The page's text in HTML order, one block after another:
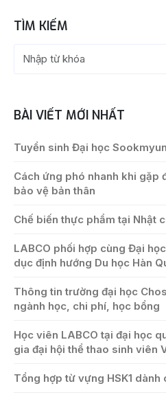
TÌM KIẾM
BÀI VIẾT MỚI NHẤT
Tuyển sinh Đại học
Cách ứng phó nhanh khi gặp
bảo vệ bản thân
Chế biến thực phẩm tại Nhật
LABCO phối hợp cùng Đại
dục định hướng Du học Hàn
Thông tin trường đại học
ngành học, chi phí, học bổng
Học viên LABCO tại đại học
gia đại hội thể thao sinh viên
Tổng hợp từ vựng HSK1